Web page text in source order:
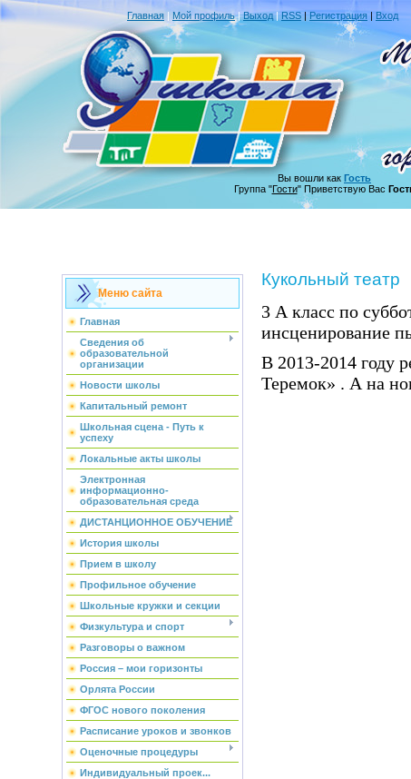
Главная | Мой профиль|Выход| RSS| Регистрация | Вход
Вы вошли как Гость
Группа "Гости" Приветствую Вас
Меню сайта
Главная
Сведения об
образовательной
организации
Новости школы
Капитальный ремонт
Школьная сцена - Путь к
успеху
Локальные акты школы
Электронная
информационно-
образовательная среда
ДИСТАНЦИОННОЕ ОБУЧЕНИЕ
История школы
Прием в школу
Профильное обучение
Школьные кружки и секции
Физкультура и спорт
Разговоры о важном
Россия – мои горизонты
Орлята России
ФГОС нового поколения
Расписание уроков и звонков
Оценочные процедуры
Индивидуальный проек...
Кукольный театр
3 А класс по
инсценирование
В 2013-2014 году
Теремок» . А на